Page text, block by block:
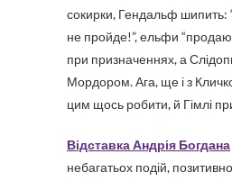
сокирки, Гендальф шипить:
не пройде!”, ельфи
при призначеннях, а
Мордором. Ага, ще і з
цим щось робити, й Гімлі
Відставка Андрія Богдана
небагатьох подій,